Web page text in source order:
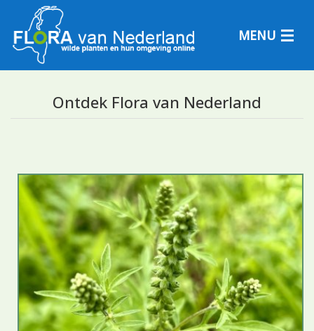
MENU
Determineren
Ontdek Flora van Nederland